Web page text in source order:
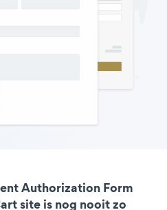
Authorization Form
site is nog nooit zo